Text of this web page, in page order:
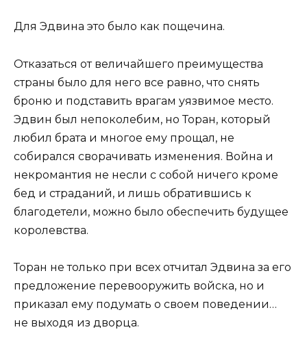
Для Эдвина это было как пощечина.
Отказаться от величайшего преимущества
страны было для него все равно, что снять
броню и подставить врагам уязвимое место.
Эдвин был непоколебим, но Торан, который
любил брата и многое ему прощал, не
собирался сворачивать изменения. Война и
некромантия не несли с собой ничего кроме
бед и страданий, и лишь обратившись к
благодетели, можно было обеспечить будущее
королевства.
Торан не только при всех отчитал Эдвина за его
предложение перевооружить войска, но и
приказал ему подумать о своем поведении…
не выходя из дворца.